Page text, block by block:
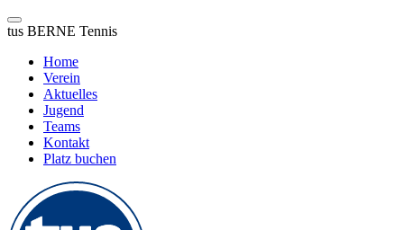
tus BERNE Tennis
Home
Verein
Aktuelles
Jugend
Teams
Kontakt
Platz buchen
Inhalt
springen